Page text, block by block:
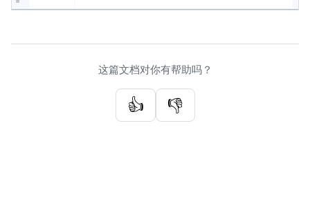
这篇文档对你有帮助吗？
👍 👎